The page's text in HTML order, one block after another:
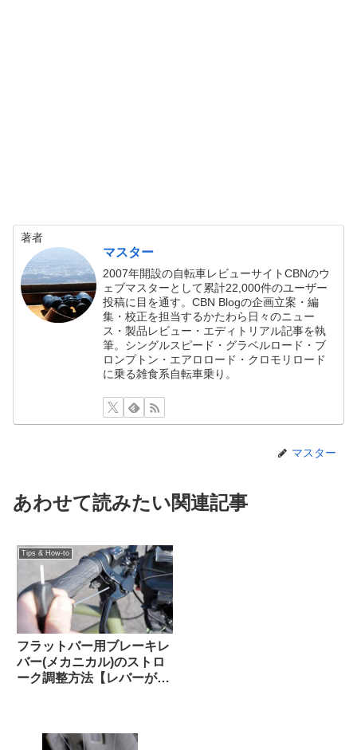
著者
マスター
2007年開設の自転車レビューサイトCBNのウ
ェブマスターとして累計22,000件のユーザー
投稿に目を通す。CBN Blogの企画立案・編
集・校正を担当するかたわら日々のニュー
ス・製品レビュー・エディトリアル記事を執
筆。シングルスピード・グラベルロード・ブ
ロンプトン・エアロロード・クロモリロード
に乗る雑食系自転車乗り。
マスター
あわせて読みたい関連記事
Tips & How-to
フラットバー用ブレーキレ
バー(メカニカル)のストロ
ーク調整方法【レバーが遠